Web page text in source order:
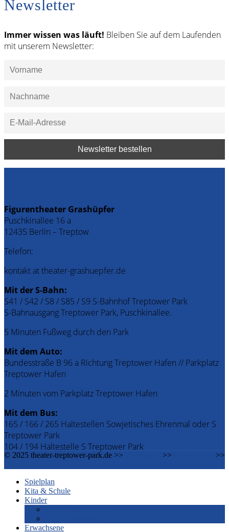
Newsletter
Immer wissen was läuft! Bleiben Sie auf dem Laufenden
mit unserem Newsletter:
Figurentheater Grashüpfer
Puschkinallee 16 a
12435 Berlin – Treptow
Telefon:
kontakt at theater-grashuepfer.de
Mit der S-Bahn:
S41 / S42 / S8 / S85 / S9 S-Bahnhof Treptower Park
S-Bahnausgang Treptower Park, Puschkinallee.
5 Minuten Fußweg durch den Park
Mit dem Auto:
Bundesstraße B 96 a Richtung Treptower Hafen // Parkplatz
Treptower Hafen
2 Minuten vom Parkplatz Treptower Hafen
Mit dem Bus:
165 / 166 / 265 Haltestellen Sowjetisches Ehrenmal oder S
Treptower Park
104 / 194 Haltestelle S Treptower Park
© 2025 theater-treptower-park.de >> >>
>>
Spielplan
Kita & Schule
Kinder
Erwachsene